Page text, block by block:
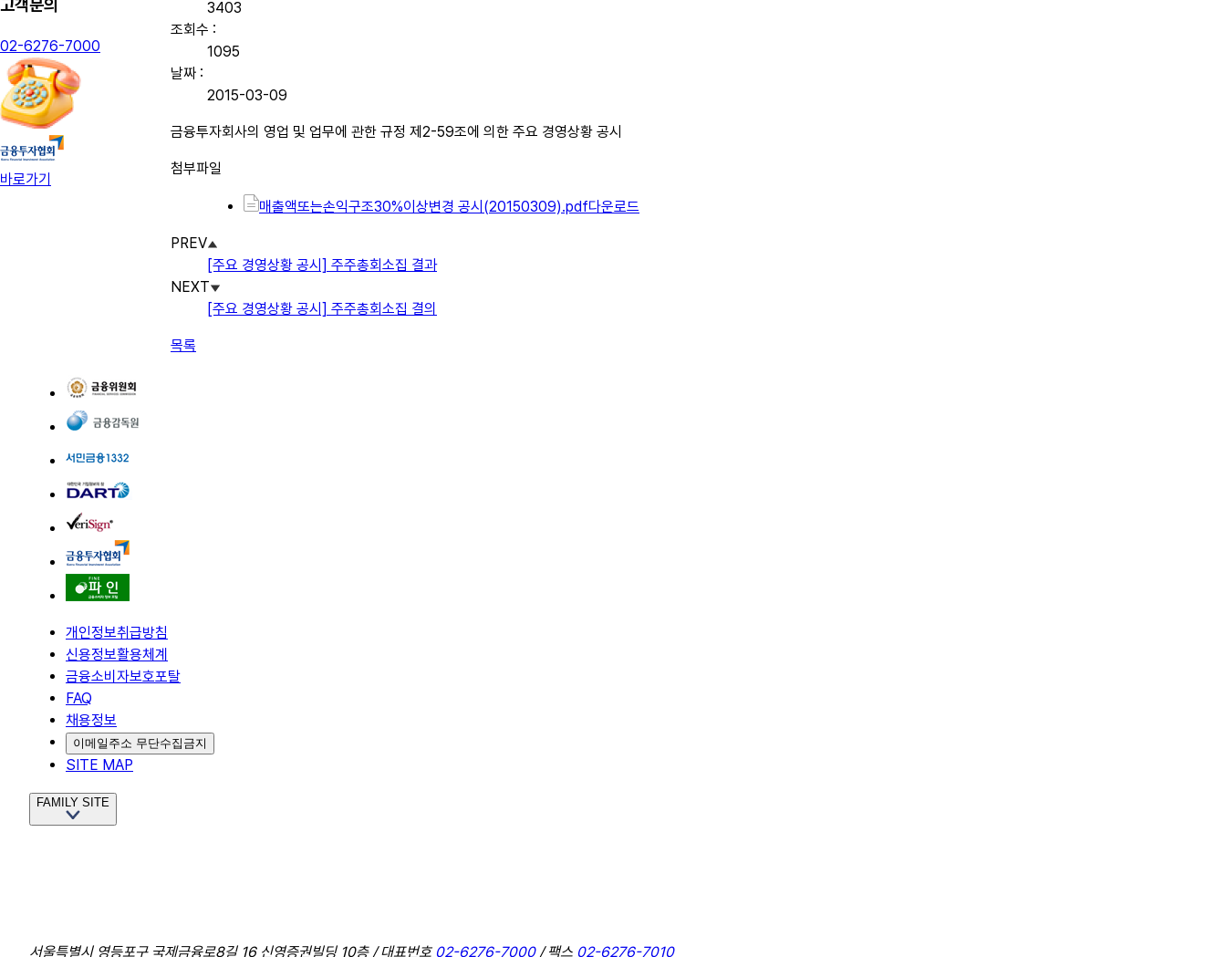
고객문의
02-6276-7000
바로가기
3403
조회수 :
1095
날짜 :
2015-03-09
금융투자회사의 영업 및 업무에 관한 규정 제2-59조에 의한 주요 경영상황 공시
첨부파일
매출액또는손익구조30%이상변경 공시(20150309).pdf다운로드
PREV
[주요 경영상황 공시] 주주총회소집 결과
NEXT
[주요 경영상황 공시] 주주총회소집 결의
목록
개인정보취급방침
신용정보활용체계
금융소비자보호포탈
FAQ
채용정보
이메일주소 무단수집금지
SITE MAP
FAMILY SITE
서울특별시 영등포구 국제금융로8길 16 신영증권빌딩 10층 / 대표번호 02-6276-7000/ 팩스 02-6276-7010